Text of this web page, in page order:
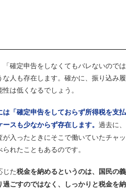
確定申告をしなくてもバレないのでは
人も存在します。確かに、振り込み履
は低くなるでしょう。
「確定申告をしておらず所得税を支払
スも少なからず存在します。 過去に、
入ったときにそこで働いていたチャッ
れたこともあるのです。
じた税金を納めるというのは、国民の義
ごすのではなく、しっかりと税金を納